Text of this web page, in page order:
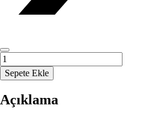
GİRİŞİMCİLİK
EKOSİSTEMİNİN
TEORİK
adet
Sepete Ekle
Açıklama